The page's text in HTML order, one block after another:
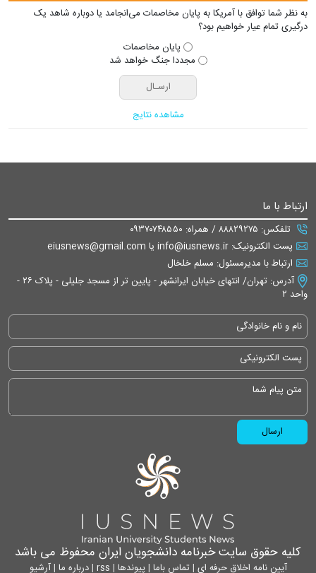
به نظر شما توافق با آمریکا به پایان مخاصمات می‌انجامد یا دوباره شاهد یک
درگیری تمام عیار خواهیم بود؟
پایان مخاصمات
مجددا جنگ خواهد شد
مشاهده نتایج
ارتباط با ما
تلفکس: ۸۸۸۲۹۲۷۵ / همراه: ۰۹۳۷۰۷۴۸۵۵۰
پست الکترونیک: info@iusnews.ir یا eiusnews@gmail.com
ارتباط با مدیرمسئول: مسلم خلخال
آدرس: تهران/ انتهای خیابان ایرانشهر - پایین تر از مسجد جلیلی - پلاک ۲۶ -
واحد ۲
کلیه حقوق سایت خبرنامه دانشجویان ایران محفوظ می باشد
آیین نامه اخلاق حرفه ای | تماس باما | پیوندها |
rss
|درباره ما |آرشیو